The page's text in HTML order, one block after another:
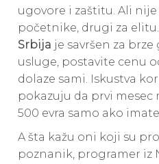
ugovore i zaštitu. Ali nije
početnike, drugi za
Srbija je savršen za
usluge, postavite cenu
dolaze sami. Iskustva
pokazuju da prvi mesec
500 evra samo ako
A šta kažu oni koji su
poznanik, programer iz